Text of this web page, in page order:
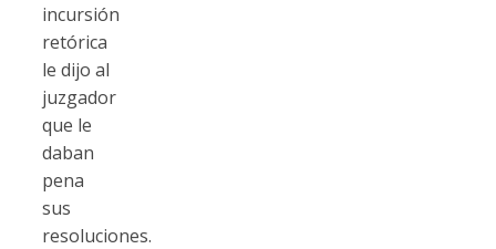
incursión
retórica
le dijo al
juzgador
que le
daban
pena
sus
resoluciones.